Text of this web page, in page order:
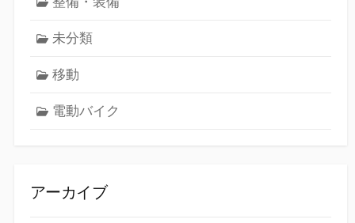
未分類
移動
電動バイク
アーカイブ